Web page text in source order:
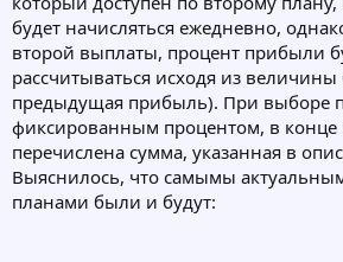
будет начисляться ежедневно,
второй выплаты, процент прибыли
рассчитываться исходя из величины
предыдущая прибыль). При выборе
фиксированным процентом, в конце
перечислена сумма, указанная в
Выяснилось, что самымы
планами были и будут: